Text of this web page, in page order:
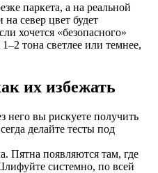
паркета, а на реальной
север цвет будет
хочется «безопасного»
тона светлее или темнее,
их избежать
него вы рискуете получить
делайте тесты под
Пятна появляются там, где
системно, по всей